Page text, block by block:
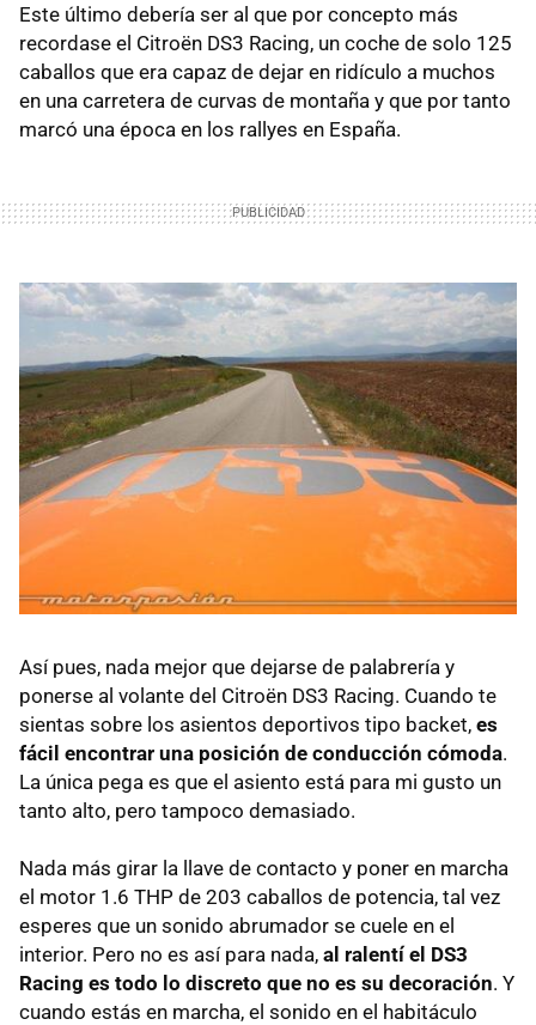
Este último debería ser al que por concepto más
recordase el Citroën DS3 Racing, un coche de solo 125
caballos que era capaz de dejar en ridículo a muchos
en una carretera de curvas de montaña y que por tanto
marcó una época en los rallyes en España.
Así pues, nada mejor que dejarse de palabrería y
ponerse al volante del Citroën DS3 Racing. Cuando te
sientas sobre los asientos deportivos tipo backet, es
fácil encontrar una posición de conducción cómoda.
La única pega es que el asiento está para mi gusto un
tanto alto, pero tampoco demasiado.
Nada más girar la llave de contacto y poner en marcha
el motor 1.6 THP de 203 caballos de potencia, tal vez
esperes que un sonido abrumador se cuele en el
interior. Pero no es así para nada, al ralentí el DS3
Racing es todo lo discreto que no es su decoración. Y
cuando estás en marcha, el sonido en el habitáculo